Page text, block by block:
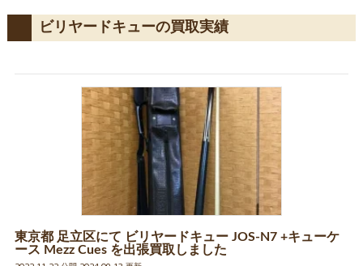
ビリヤードキューの買取実績
東京都 足立区にて ビリヤードキュー JOS-N7 +キューケ
ース Mezz Cues を出張買取しました